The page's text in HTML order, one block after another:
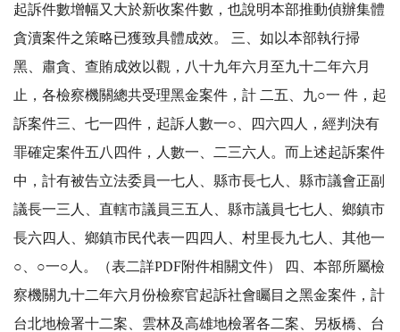
起訴件數增幅又大於新收案件數，也說明本部推動偵辦集體
貪瀆案件之策略已獲致具體成效。 三、如以本部執行掃
黑、肅貪、查賄成效以觀，八十九年六月至九十二年六月
止，各檢察機關總共受理黑金案件，計 二五、九○一 件，起
訴案件三、七一四件，起訴人數一○、四六四人，經判決有
罪確定案件五八四件，人數一、二三六人。而上述起訴案件
中，計有被告立法委員一七人、縣市長七人、縣市議會正副
議長一三人、直轄市議員三五人、縣市議員七七人、鄉鎮市
長六四人、鄉鎮市民代表一四四人、村里長九七人、其他一
○、○一○人。（表二詳PDF附件相關文件） 四、本部所屬檢
察機關九十二年六月份檢察官起訴社會矚目之黑金案件，計
台北地檢署十二案、雲林及高雄地檢署各二案、另板橋、台